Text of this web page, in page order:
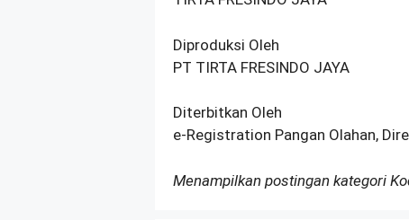
Diproduksi Oleh
PT TIRTA FRESINDO JAYA
Diterbitkan Oleh
e-Registration Pangan Olahan,
Menampilkan postingan kategori